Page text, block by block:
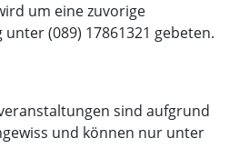
um eine zuvorige
(089) 17861321 gebeten.
sind aufgrund
und können nur unter